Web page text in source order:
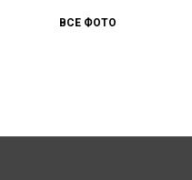
ВСЕ ФОТО